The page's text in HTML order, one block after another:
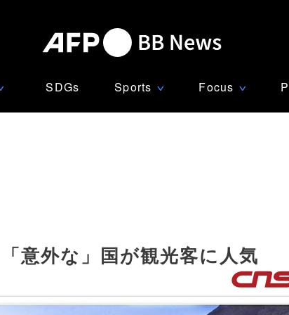
SDGs Sports ∨ Focus ∨
意外な」国が観光客に人気